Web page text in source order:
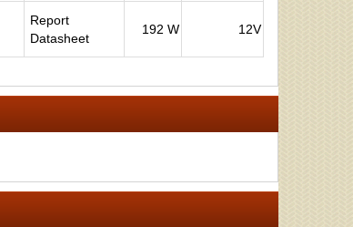
Report
Datasheet
192 W 12V